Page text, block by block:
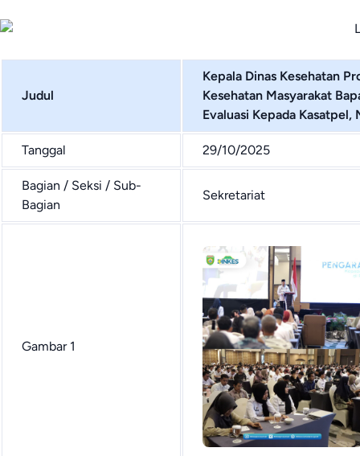
Judul
Kepala Dinas Kesehatan
Kesehatan Masyarakat
Evaluasi Kepada
Tanggal 29/10/2025
Bagian / Seksi / Sub-
Bagian
Sekretariat
Gambar 1